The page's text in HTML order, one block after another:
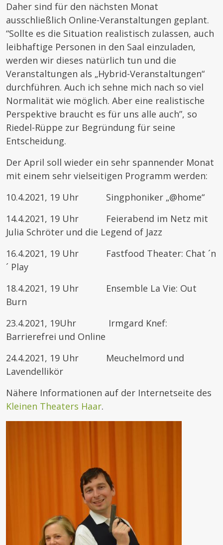
Daher sind für den nächsten Monat
ausschließlich Online-Veranstaltungen geplant.
“Sollte es die Situation realistisch zulassen, auch
leibhaftige Personen in den Saal einzuladen,
werden wir dieses natürlich tun und die
Veranstaltungen als „Hybrid-Veranstaltungen“
durchführen. Auch ich sehne mich nach so viel
Normalität wie möglich. Aber eine realistische
Perspektive braucht es für uns alle auch”, so
Riedel-Rüppe zur Begründung für seine
Entscheidung.
Der April soll wieder ein sehr spannender Monat
mit einem sehr vielseitigen Programm werden:
10.4.2021, 19 Uhr Singphoniker „@home“
14.4.2021, 19 Uhr Feierabend im Netz mit
Julia Schröter und die Legend of Jazz
16.4.2021, 19 Uhr Fastfood Theater: Chat ´n
´ Play
18.4.2021, 19 Uhr Ensemble La Vie: Out
Burn
23.4.2021, 19Uhr Irmgard Knef:
Barrierefrei und Online
24.4.2021, 19 Uhr Meuchelmord und
Lavendellikör
Nähere Informationen auf der Internetseite des
Kleinen Theaters Haar.